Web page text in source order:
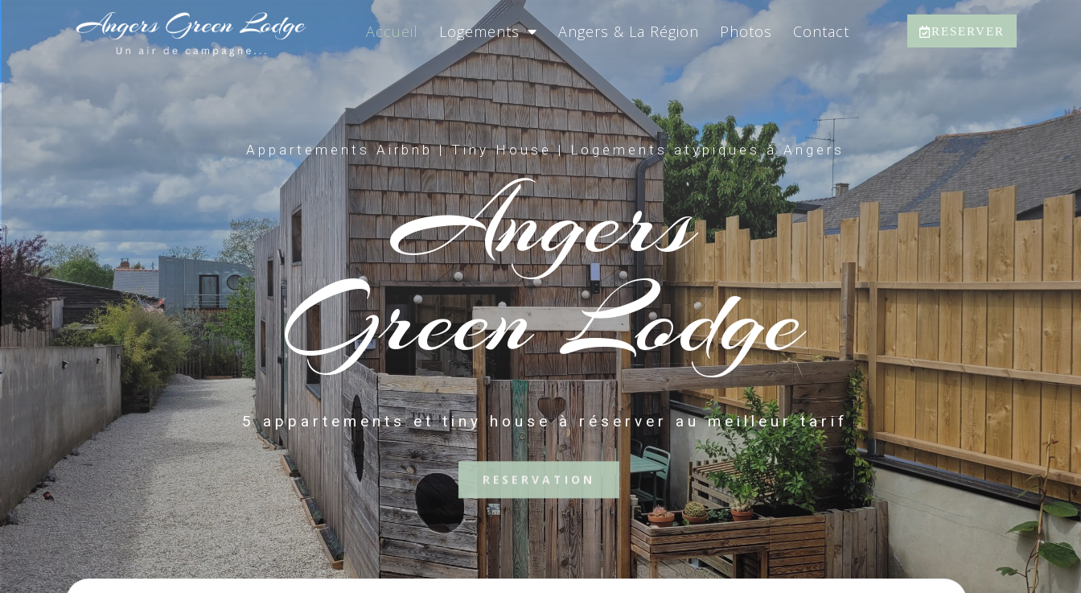
Accueil Logements Angers & La Région Photos Contact RESERVER
Appartements Airbnb | Tiny House | Logements atypiques à Angers
Angers
Green Lodge
RESERVATION
5 appartements et tiny house à réserver au meilleur tarif